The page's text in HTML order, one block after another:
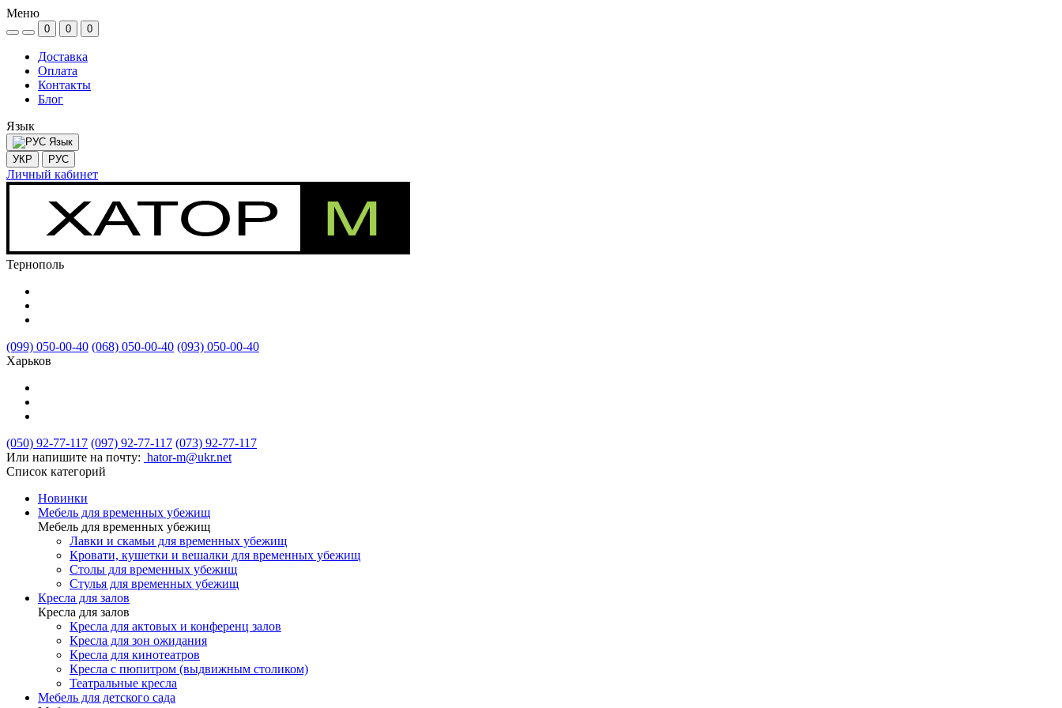
Меню
0 0 0
Доставка
Оплата
Контакты
Блог
Язык
Язык
УКР
РУС
Личный кабинет
Тернополь
(099) 050-00-40 (068) 050-00-40 (093) 050-00-40
Харьков
(050) 92-77-117 (097) 92-77-117 (073) 92-77-117
Или напишите на почту: hator-m@ukr.net
Список категорий
Новинки
Мебель для временных убежищ
Мебель для временных убежищ
Лавки и скамьи для временных убежищ
Кровати, кушетки и вешалки для временных убежищ
Столы для временных убежищ
Стулья для временных убежищ
Кресла для залов
Кресла для залов
Кресла для актовых и конференц залов
Кресла для зон ожидания
Кресла для кинотеатров
Кресла с пюпитром (выдвижным столиком)
Театральные кресла
Мебель для детского сада